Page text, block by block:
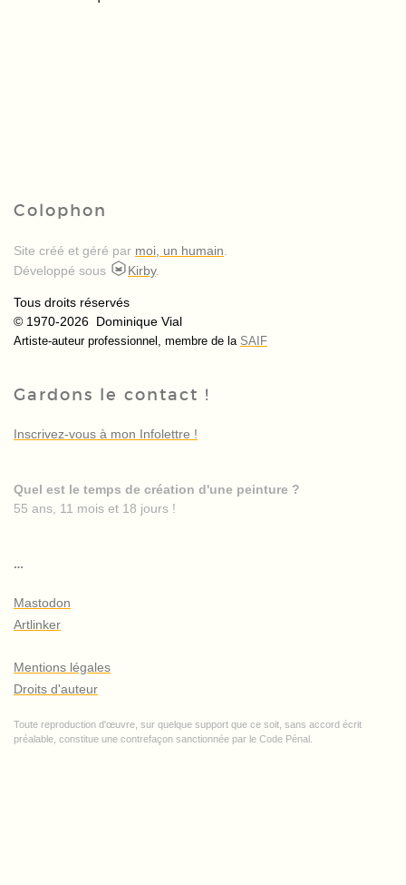
Colophon
Site créé et géré par moi, un humain
Développé sous
Kirby.
Tous droits réservés
© 1970-2026 Dominique Vial
Artiste-auteur professionnel, membre de la SAIF
Gardons le contact !
Inscrivez-vous à mon Infolettre !
Quel est le temps de création d'une peinture ?
55 ans, 11 mois et 18 jours !
…
Mastodon
Artlinker
Mentions légales
Droits d'auteur
Toute reproduction d'œuvre, sur quelque support que ce soit, sans accord écrit
préalable, constitue une contrefaçon sanctionnée par le Code Pénal.